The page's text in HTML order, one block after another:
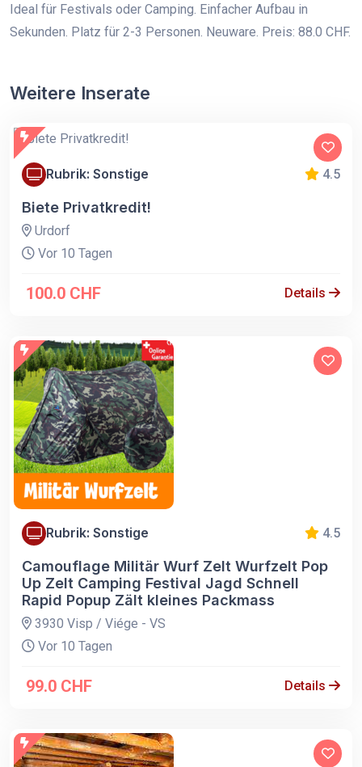
Ideal für Festivals oder Camping. Einfacher Aufbau in
Sekunden. Platz für 2-3 Personen. Neuware. Preis: 88.0 CHF.
Weitere Inserate
Rubrik: Sonstige 4.5
Biete Privatkredit!
Urdorf
Vor 10 Tagen
100.0 CHF Details
Rubrik: Sonstige 4.5
Camouflage Militär Wurf Zelt Wurfzelt Pop
Up Zelt Camping Festival Jagd Schnell
Rapid Popup Zält kleines Packmass
3930 Visp / Viége - VS
Vor 10 Tagen
99.0 CHF Details